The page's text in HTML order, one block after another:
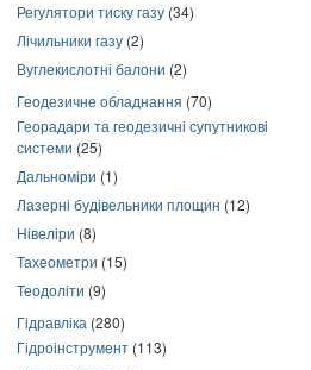
Регулятори тиску газу (34)
Лічильники газу (2)
Вуглекислотні балони (2)
Геодезичне обладнання (70)
Георадари та геодезичні супутникові
системи (25)
Дальноміри (1)
Лазерні будівельники площин (12)
Нівеліри (8)
Тахеометри (15)
Теодоліти (9)
Гідравліка (280)
Гідроінструмент (113)